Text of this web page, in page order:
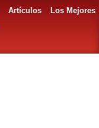
Artículos
Los Mejores